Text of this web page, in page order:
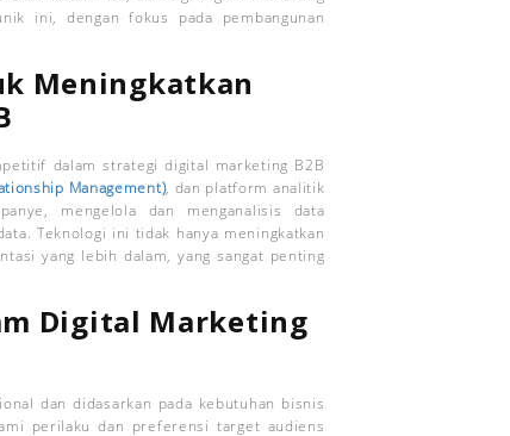
ini, dengan fokus pada pembangunan
Meningkatkan
dalam strategi digital marketing B2B
Management), dan platform analitik
mengelola dan menganalisis data
Teknologi ini tidak hanya meningkatkan
yang lebih dalam, yang sangat penting
Digital Marketing
dan didasarkan pada kebutuhan bisnis
perilaku dan preferensi target audiens